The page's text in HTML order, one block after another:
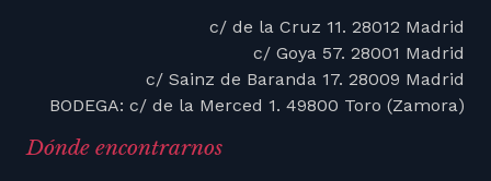
Dónde encontrarnos
c/ de la Cruz 11. 28012 Madrid
c/ Goya 57. 28001 Madrid
c/ Sainz de Baranda 17. 28009 Madrid
BODEGA: c/ de la Merced 1. 49800 Toro (Zamora)